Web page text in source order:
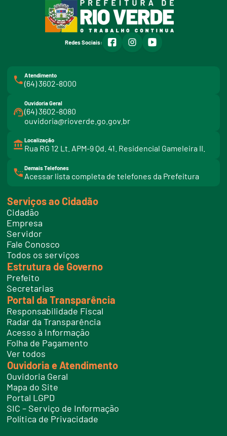
Redes Sociais: facebookinstagramyoutube
Atendimento
(64) 3602-8000
Ouvidoria Geral
(64) 3602-8080
ouvidoria@rioverde.go.gov.br
Localização
Rua RG 12 Lt. APM-9 Qd. 41. Residencial Gameleira II.
Demais Telefones
Acessar lista completa de telefones da Prefeitura
i
t
e
l
f
o
e
s
Serviços ao Cidadão
Cidadão
Empresa
Servidor
Fale Conosco
Todos os serviços
Estrutura de Governo
Prefeito
Secretarias
Portal da Transparência
Responsabilidade Fiscal
Radar da Transparência
Acesso à Informação
Folha de Pagamento
Ver todos
Ouvidoria e Atendimento
Ouvidoria Geral
Mapa do Site
Portal LGPD
SIC – Serviço de Informação
Política de Privacidade